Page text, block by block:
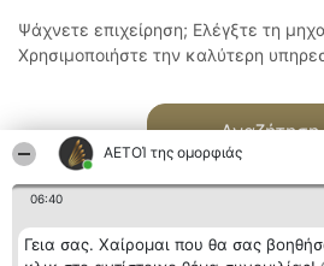
ΑΕΤΟΊ της ομορφιάς
06:40
Γεια σας. Χαίρομαι που θα σας
Ψάχνετε επιχείρηση; Ελέγξτε τη
Χρησιμοποιήστε την καλύτερη
Αναζήτηση